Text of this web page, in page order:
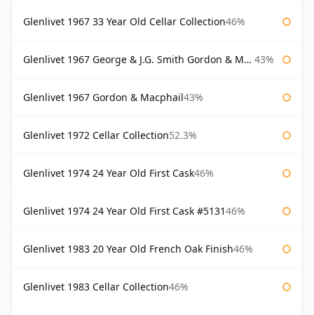
Glenlivet 1967 33 Year Old Cellar Collection46%
Glenlivet 1967 George & J.G. Smith Gordon & Macphail 43%
Glenlivet 1967 Gordon & Macphail43%
Glenlivet 1972 Cellar Collection52.3%
Glenlivet 1974 24 Year Old First Cask46%
Glenlivet 1974 24 Year Old First Cask #513146%
Glenlivet 1983 20 Year Old French Oak Finish46%
Glenlivet 1983 Cellar Collection46%